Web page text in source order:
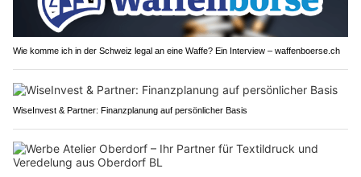
Wie komme ich in der Schweiz legal an eine Waffe? Ein Interview – waffenboerse.ch
WiseInvest & Partner: Finanzplanung auf persönlicher Basis